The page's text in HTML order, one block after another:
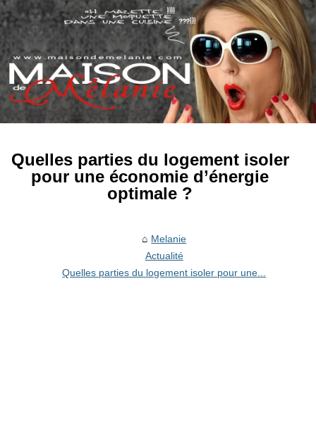
Quelles parties du logement isoler
pour une économie d’énergie
optimale ?
Melanie
Actualité
Quelles parties du logement isoler pour une...